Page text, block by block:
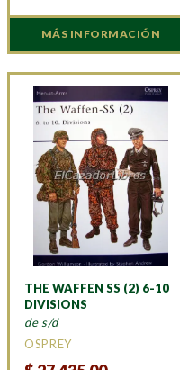
MÁS INFORMACIÓN
THE WAFFEN SS (2) 6-10
DIVISIONS
de s/d
OSPREY